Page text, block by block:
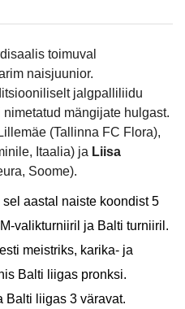
toimuval
naisjuunior.
jalgpalliliidu
mängijate hulgast.
(Tallinna FC Flora),
Itaalia) ja Liisa
Soome).
aastal naiste koondist 5
valikturniiril ja Balti turniiril.
meistriks, karika- ja
Balti liigas pronksi.
Balti liigas 3 väravat.